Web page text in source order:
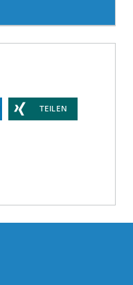
TEILEN